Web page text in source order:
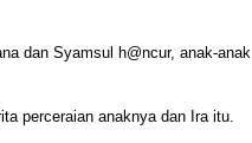
dan Syamsul h@ncur, anak-anak
perceraian anaknya dan Ira itu.